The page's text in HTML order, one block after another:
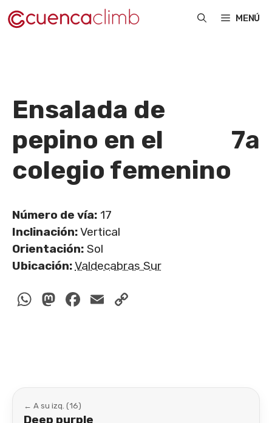
Saltar
al
MENÚ
Ensalada de
pepino en el
colegio femenino
7a
Número de vía: 17
Inclinación:Vertical
Orientación: Sol
Ubicación:Valdecabras Sur
WhatsApp
Mastodon
Facebook
Email
← A su izq. (16)
Deep purple